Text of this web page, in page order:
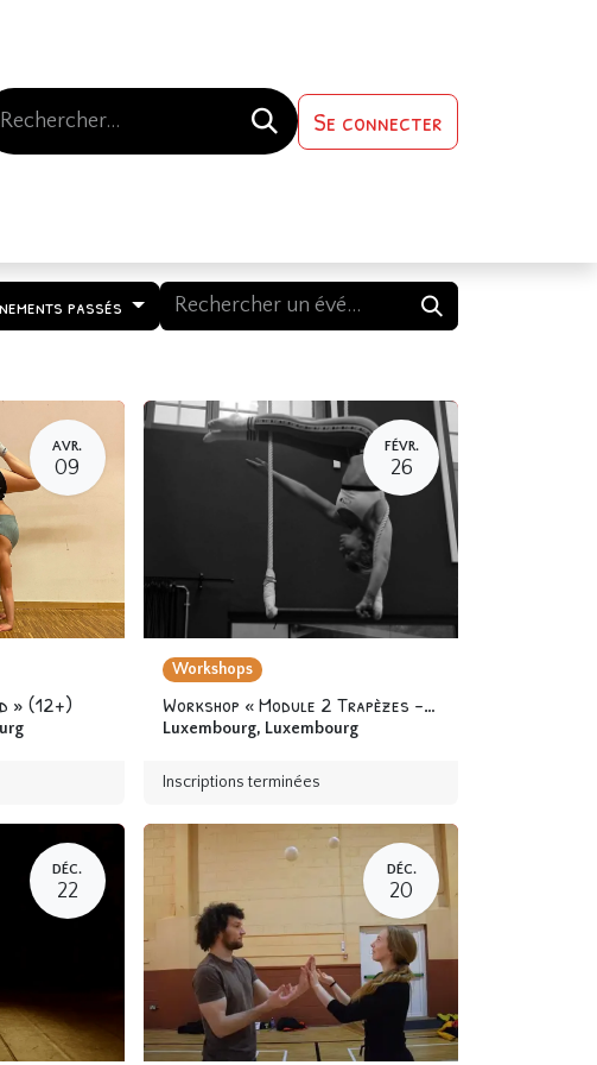
Se connecter
passés
AVR.
09
» (12+)
FÉVR.
26
Workshops
Workshop « Module 2 Trapèzes - Cerceaux » 12 ans & +
Luxembourg, Luxembourg
Inscriptions terminées
DÉC.
22
DÉC.
20